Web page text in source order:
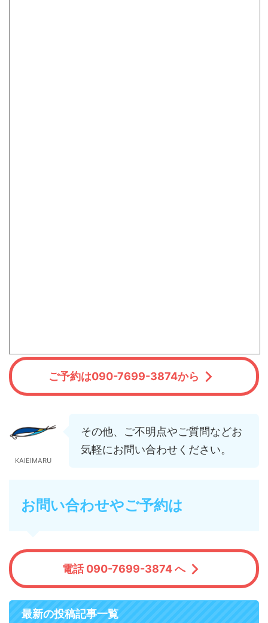
ご予約は090-7699-3874から
KAIEIMARU
その他、ご不明点やご質問などお
気軽にお問い合わせください。
お問い合わせやご予約は
電話 090-7699-3874 へ
最新の投稿記事一覧